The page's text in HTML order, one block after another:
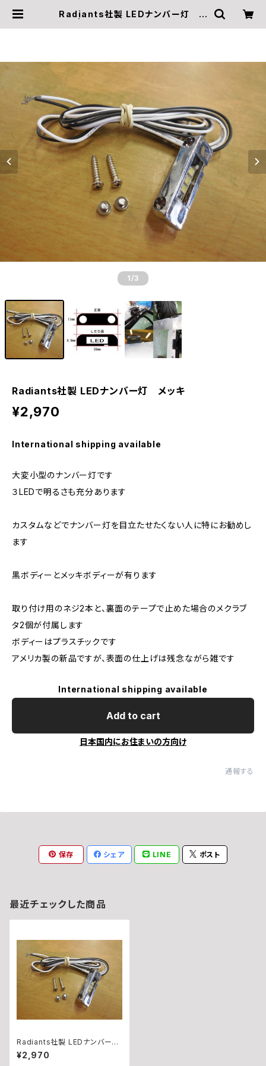
Radiants社製 LEDナンバー灯 メ
1 /3
Radiants社製 LEDナンバー灯 メッキ
¥2,970
International shipping available
大変小型のナンバー灯です
３LEDで明るさも充分あります
カスタムなどでナンバー灯を目立たせたくない人に特にお勧めし
ます
黒ボディーとメッキボディーが有ります
取り付け用のネジ2本と、裏面のテープで止めた場合のメクラブ
タ2個が付属します
ボディーはプラスチックです
アメリカ製の新品ですが、表面の仕上げは残念ながら雑です
International shipping available
Add to cart
日本国内にお住まいの方向け
通報する
保存 シェア LINE ポスト
最近チェックした商品
Radiants社製 LEDナンバー
灯 メッキ
¥2,970